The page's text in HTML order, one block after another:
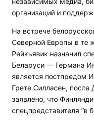
организаций и
На встрече
Северной Европы в те
Рейкьявик назначил
Беларуси — Германа
является постпредом
Грете Силласен,
заявлено, что
спецпредставителя “в